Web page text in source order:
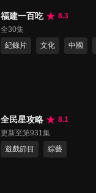
福建一百吃
8.3
全30集
紀錄片
文化 中國
全民星攻略
8.1
更新至第931集
遊戲節目
綜藝